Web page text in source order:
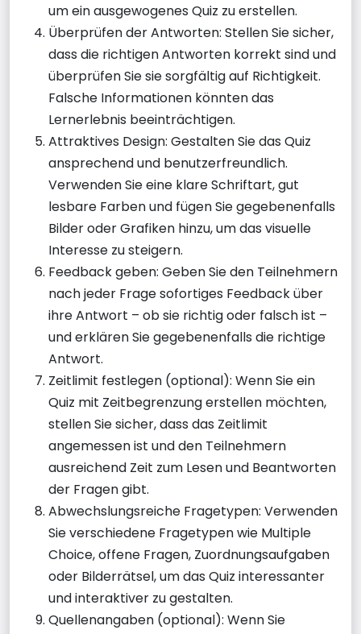
um ein ausgewogenes Quiz zu erstellen.
Überprüfen der Antworten: Stellen Sie sicher,
dass die richtigen Antworten korrekt sind und
überprüfen Sie sie sorgfältig auf Richtigkeit.
Falsche Informationen könnten das
Lernerlebnis beeinträchtigen.
Attraktives Design: Gestalten Sie das Quiz
ansprechend und benutzerfreundlich.
Verwenden Sie eine klare Schriftart, gut
lesbare Farben und fügen Sie gegebenenfalls
Bilder oder Grafiken hinzu, um das visuelle
Interesse zu steigern.
Feedback geben: Geben Sie den Teilnehmern
nach jeder Frage sofortiges Feedback über
ihre Antwort – ob sie richtig oder falsch ist –
und erklären Sie gegebenenfalls die richtige
Antwort.
Zeitlimit festlegen (optional): Wenn Sie ein
Quiz mit Zeitbegrenzung erstellen möchten,
stellen Sie sicher, dass das Zeitlimit
angemessen ist und den Teilnehmern
ausreichend Zeit zum Lesen und Beantworten
der Fragen gibt.
Abwechslungsreiche Fragetypen: Verwenden
Sie verschiedene Fragetypen wie Multiple
Choice, offene Fragen, Zuordnungsaufgaben
oder Bilderrätsel, um das Quiz interessanter
und interaktiver zu gestalten.
Quellenangaben (optional): Wenn Sie